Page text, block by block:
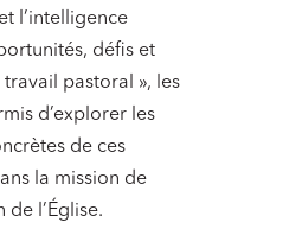
l’intelligence
défis et
pastoral », les
d’explorer les
de ces
la mission de
l’Église.